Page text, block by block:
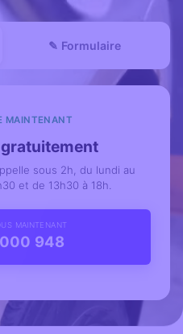
✎ Formulaire
MAINTENANT
sous 2h, du lundi au
et de 13h30 à 18h.
MAINTENANT
948